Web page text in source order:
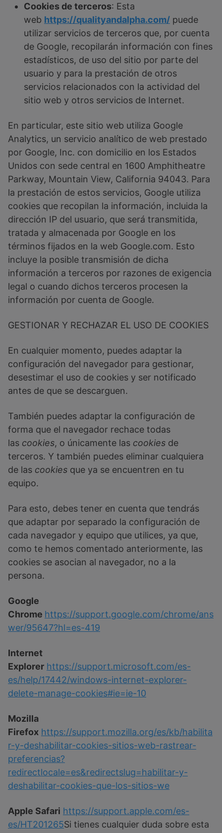
Cookies de terceros: Esta
web https://qualityandalpha.com/ puede
utilizar servicios de terceros que, por cuenta
de Google, recopilarán información con fines
estadísticos, de uso del sitio por parte del
usuario y para la prestación de otros
servicios relacionados con la actividad del
sitio web y otros servicios de Internet.
En particular, este sitio web utiliza Google
Analytics, un servicio analítico de web prestado
por Google, Inc. con domicilio en los Estados
Unidos con sede central en 1600 Amphitheatre
Parkway, Mountain View, California 94043. Para
la prestación de estos servicios, Google utiliza
cookies que recopilan la información, incluida la
dirección IP del usuario, que será transmitida,
tratada y almacenada por Google en los
términos fijados en la web Google.com. Esto
incluye la posible transmisión de dicha
información a terceros por razones de exigencia
legal o cuando dichos terceros procesen la
información por cuenta de Google.
GESTIONAR Y RECHAZAR EL USO DE COOKIES
En cualquier momento, puedes adaptar la
configuración del navegador para gestionar,
desestimar el uso de cookies y ser notificado
antes de que se descarguen.
También puedes adaptar la configuración de
forma que el navegador rechace todas
las cookies, o únicamente las cookies de
terceros. Y también puedes eliminar cualquiera
de las cookies que ya se encuentren en tu
equipo.
Para esto, debes tener en cuenta que tendrás
que adaptar por separado la configuración de
cada navegador y equipo que utilices, ya que,
como te hemos comentado anteriormente, las
cookies se asocian al navegador, no a la
persona.
Google
Chrome https://support.google.com/chrome/ans
wer/95647?hl=es-419
Internet
Explorer https://support.microsoft.com/es-
es/help/17442/windows-internet-explorer-
delete-manage-cookies#ie=ie-10
Mozilla
Firefox https://support.mozilla.org/es/kb/habilita
r-y-deshabilitar-cookies-sitios-web-rastrear-
preferencias?
redirectlocale=es&redirectslug=habilitar-y-
deshabilitar-cookies-que-los-sitios-we
Apple Safari https://support.apple.com/es-
es/HT201265Si tienes cualquier duda sobre esta